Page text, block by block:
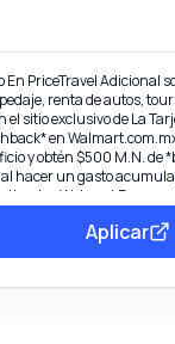
En PriceTravel Adicional
renta de autos,
el sitio exclusivo de La
en Walmart.com.mx
y obtén $500 M.N. de
hacer un gasto
tiendas Walmart Express,
con tu Tarjeta
en automático que
Certificados de
Aplicar